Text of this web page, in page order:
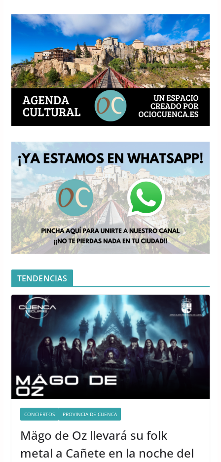
TENDENCIAS
CONCIERTOS PROVINCIA DE CUENCA
Mägo de Oz llevará su folk
metal a Cañete en la noche del